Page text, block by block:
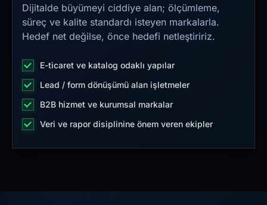
Dijitalde büyümeyi ciddiye alan; ölçümleme,
süreç ve kalite standardı isteyen markalarla.
Hedef net değilse, önce hedefi netleştiririz.
E-ticaret ve katalog odaklı yapılar
Lead / form dönüşümü alan işletmeler
B2B hizmet ve kurumsal markalar
Veri ve rapor disiplinine önem veren ekipler